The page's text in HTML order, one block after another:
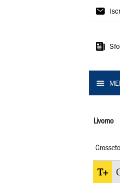
Il
Livorno
Grosseto
T+